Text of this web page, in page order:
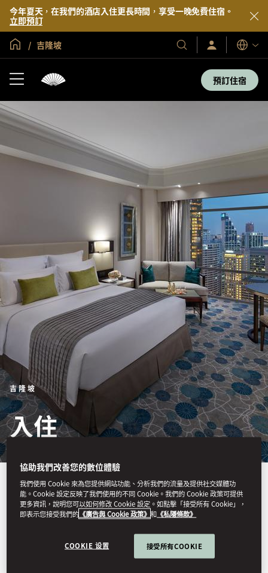
今年夏天，在我們的酒店入住更長時間，享受一晚免費住宿。
立即預訂
全球首頁
吉隆坡
我
們
登
入/
即
加
入
語
言
預訂住宿
吉隆坡
入住
吉隆坡文華東方酒店位於坐擁
茂密園林的吉隆坡城中城公園
和高聳入雲的雙子星塔之間，
其設計典雅的客房和精緻套房
協助我們改善您的數位體驗
我們使用 Cookie 來為您提供網站功能、分析我們的流量及提供社交媒體功
能。Cookie 設定反映了我們使用的不同 Cookie。我們的 Cookie 政策可提供
更多資訊，說明您可以如何修改 Cookie 設定。如點擊「接受所有 Cookie」，
即表示您接受我們的 《廣告與 Cookie 政策》 和 《私隱條款》
COOKIE 设置 接受所有COOKIE